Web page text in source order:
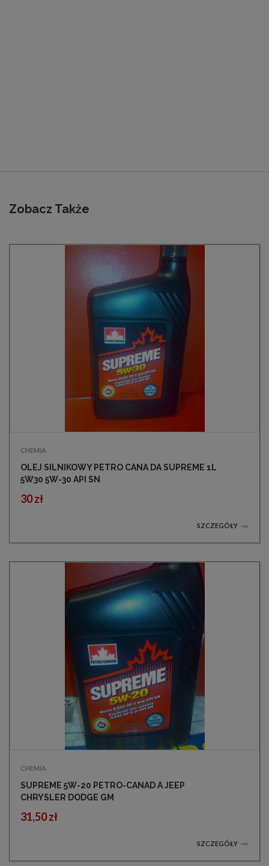
Zobacz Także
CHEMIA
OLEJ SILNIKOWY PETRO CANA DA SUPREME 1L
5W30 5W-30 API SN
30 zł
SZCZEGÓŁY
CHEMIA
SUPREME 5W-20 PETRO-CANAD A JEEP
CHRYSLER DODGE GM
31,50 zł
SZCZEGÓŁY